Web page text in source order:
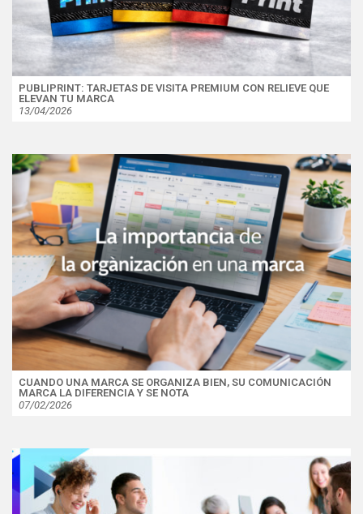
PUBLIPRINT: TARJETAS DE VISITA PREMIUM CON RELIEVE QUE
ELEVAN TU MARCA
13/04/2026
CUANDO UNA MARCA SE ORGANIZA BIEN, SU COMUNICACIÓN
MARCA LA DIFERENCIA Y SE NOTA
07/02/2026